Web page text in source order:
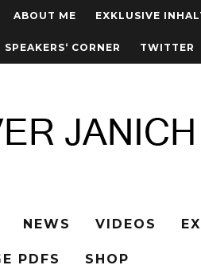
ABOUT ME EXKLUSIVE
SPEAKERS‘ CORNER TWITTER
NEWS VIDEOS
PDFS SHOP